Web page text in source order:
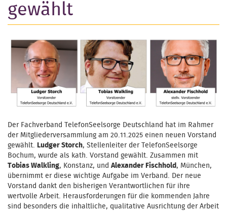
gewählt
Der Fachverband TelefonSeelsorge Deutschland hat im Rahmer
der Mitgliederversammlung am 20.11.2025 einen neuen Vorstand
gewählt. Ludger Storch, Stellenleiter der TelefonSeelsorge
Bochum, wurde als kath. Vorstand gewählt. Zusammen mit
Tobias Walkling, Konstanz, und Alexander Fischhold , München,
übernimmt er diese wichtige Aufgabe im Verband. Der neue
Vorstand dankt den bisherigen Verantwortlichen für ihre
wertvolle Arbeit. Herausforderungen für die kommenden Jahre
sind besonders die inhaltliche, qualitative Ausrichtung der Arbeit